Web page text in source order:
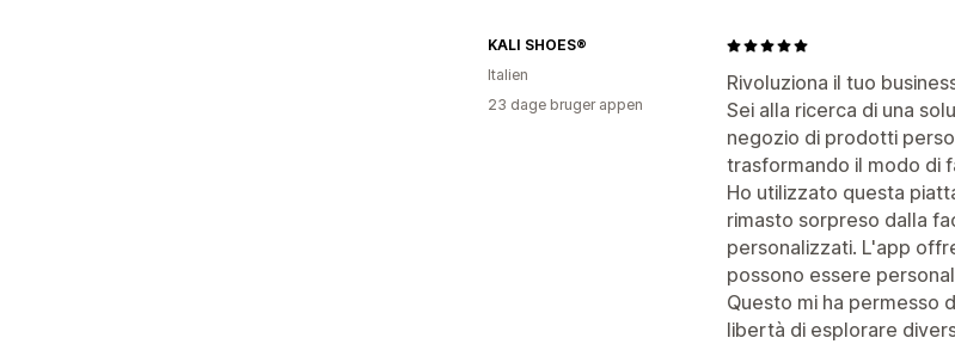
Rivoluziona il tuo
Sei alla ricerca di una
negozio di prodotti
trasformando il modo di
Ho utilizzato questa
rimasto sorpreso dalla
personalizzati. L'app
possono essere
Questo mi ha permesso
libertà di esplorare
KALI SHOES®
Italien
23 dage bruger appen